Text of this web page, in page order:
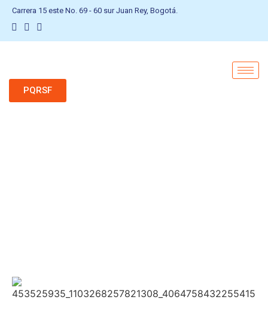
Carrera 15 este No. 69 - 60 sur Juan Rey, Bogotá.
PQRSF